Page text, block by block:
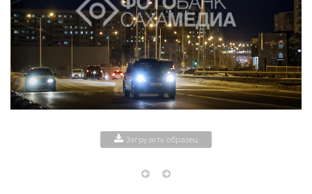
Загрузить образец